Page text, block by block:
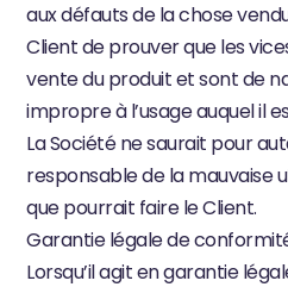
aux défauts de la chose
Client de prouver que les
vente du produit et sont de
impropre à l’usage auquel il
La Société ne saurait pour
responsable de la mauvaise
que pourrait faire le Client.
Garantie légale de
Lorsqu’il agit en garantie